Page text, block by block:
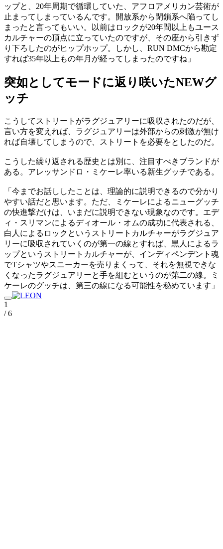
ップと、20年周期で循環していた、アフロアメリカン芸術が
止まってしまっているんです。開放系から閉鎖系へ陥ってし
まったと言ってもいい。以前はロックが20年間以上もユース
カルチャーの頂点に立っていたのですが、その座から引きず
り下ろしたのがヒップホップ。しかし、RUN DMCから勘定
すれば35年以上もの年月が経ってしまったのですね」
突如としてモードに返り咲いたNEWグ
ッチ
こうしてストリートがラグジュアリーに吸収されたのだが、
言い方を変えれば、ラグジュアリーは外部からの刺激が無け
れば自壊してしまうので、ストリートを必要をとしたのだ。
こうした繰り返される歴史とは別に、注目すべきブランドが
ある。アレッサンドロ・ミケーレ率いる新生グッチである。
「今までお話ししたことは、理論的に説明できるので分かり
やすい話だと思います。ただ、ミケーレによるニューグッチ
の快進撃だけは、いまだに説明できない現象なのです。エデ
ィ・スリマンによるディオール・オムの成功に代表される、
白人によるロックというストリートカルチャーがラグジュア
リーに吸収されていくのが第一の線とすれば、黒人によるラ
ップというストリートカルチャーが、インディペンデント魂
でTシャツやスニーカーを売りまくって、それを無視できな
くなったラグジュアリーと手を組むというのが第二の線。ミ
ケーレのグッチは、第三の線になる可能性を秘めています」
1
/ 6